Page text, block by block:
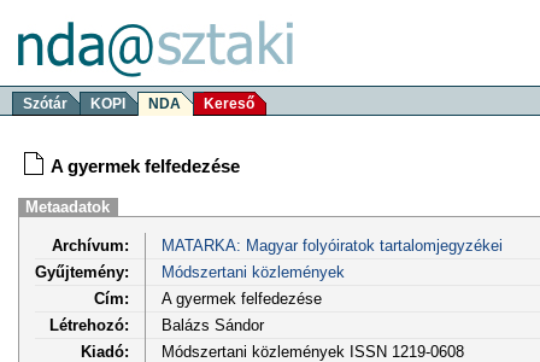
Szótár KOPI NDA Kereső
A gyermek felfedezése
Metaadatok
Archívum:
MATARKA: Magyar folyóiratok tartalomjegyzékei
Gyűjtemény:
Módszertani közlemények
Cím:
A gyermek felfedezése
Létrehozó:
Balázs Sándor
Kiadó:
Módszertani közlemények ISSN 1219-0608